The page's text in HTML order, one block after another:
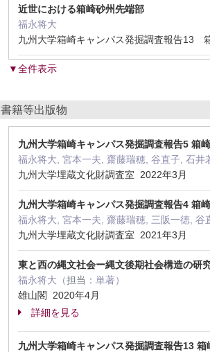
近世における箱崎砂州先端部
福永将大
九州大学箱崎キャンパス発掘調査報告
▼全件表示
書籍等出版物
九州大学箱崎キャンパス発掘調査報告5 箱
福永将大, 宮本一夫, 齋藤瑞穂, 谷直子, 石
九州大学埋蔵文化財調査室 2022年3月
九州大学箱崎キャンパス発掘調査報告4 箱
福永将大, 宮本一夫, 齋藤瑞穂, 三阪一徳,
九州大学埋蔵文化財調査室 2021年3月
東と西の縄文社会ー縄文後期社会構造の研
福永将大（担当： 単著）
雄山閣 2020年4月
詳細を見る
九州大学箱崎キャンパス発掘調査報告13